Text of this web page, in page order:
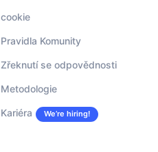
cookie
Pravidla Komunity
Zřeknutí se odpovědnosti
Metodologie
Kariéra We’re hiring!